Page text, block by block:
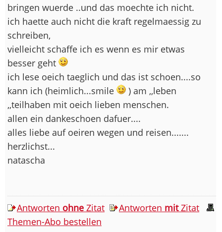
bringen wuerde ..und das moechte ich nicht.
ich haette auch nicht die kraft regelmaessig zu
schreiben,
vielleicht schaffe ich es wenn es mir etwas
besser geht
ich lese oeich taeglich und das ist schoen....so
kann ich (heimlich...smile
) am ,,leben
,,teilhaben mit oeich lieben menschen.
allen ein dankeschoen dafuer....
alles liebe auf oeiren wegen und reisen.......
herzlichst...
natascha
Antworten ohne Zitat Antworten mitZitat
Themen-Abo bestellen